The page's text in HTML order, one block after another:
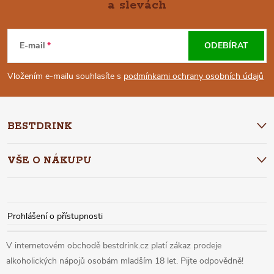
P
a slevách
E-mail
Vložením e-mailu souhlasíte s podmínkami ochrany osobních údajů
ODEBÍRAT
BESTDRINK
VŠE O NÁKUPU
Prohlášení o přístupnosti